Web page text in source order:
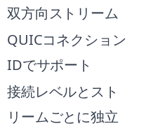
双方向ストリーム
QUICコネクション
IDでサポート
接続レベルとスト
リームごとに独立